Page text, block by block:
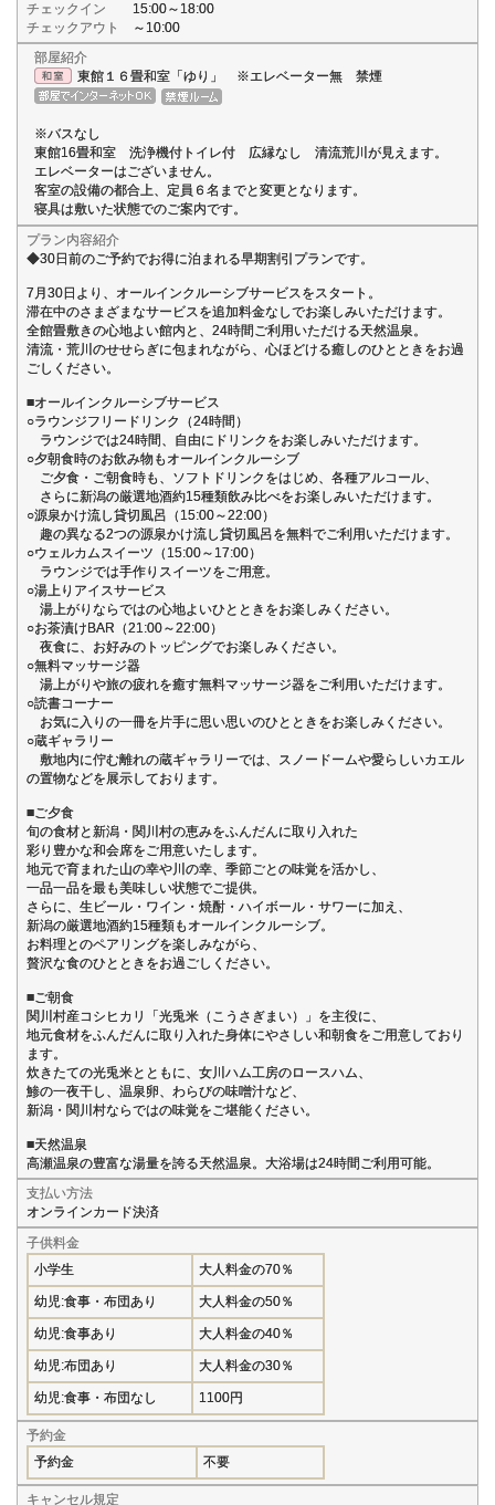
チェックイン
15:00～18:00
チェックアウト
～10:00
部屋紹介
東館１６畳和室「ゆり」 ※エレベーター無 禁煙
※バスなし
東館16畳和室 洗浄機付トイレ付 広縁なし 清流荒川が見えます。
エレベーターはございません。
客室の設備の都合上、定員６名までと変更となります。
寝具は敷いた状態でのご案内です。
プラン内容紹介
◆30日前のご予約でお得に泊まれる早期割引プランです。
7月30日より、オールインクルーシブサービスをスタート。
滞在中のさまざまなサービスを追加料金なしでお楽しみいただけます。
全館畳敷きの心地よい館内と、24時間ご利用いただける天然温泉。
清流・荒川のせせらぎに包まれながら、心ほどける癒しのひとときをお過
ごしください。
■オールインクルーシブサービス
○ラウンジフリードリンク（24時間）
ラウンジでは24時間、自由にドリンクをお楽しみいただけます。
○夕朝食時のお飲み物もオールインクルーシブ
ご夕食・ご朝食時も、ソフトドリンクをはじめ、各種アルコール、
さらに新潟の厳選地酒約15種類飲み比べをお楽しみいただけます。
○源泉かけ流し貸切風呂（15:00～22:00）
趣の異なる2つの源泉かけ流し貸切風呂を無料でご利用いただけます。
○ウェルカムスイーツ（15:00～17:00）
ラウンジでは手作りスイーツをご用意。
○湯上りアイスサービス
湯上がりならではの心地よいひとときをお楽しみください。
○お茶漬けBAR（21:00～22:00）
夜食に、お好みのトッピングでお楽しみください。
○無料マッサージ器
湯上がりや旅の疲れを癒す無料マッサージ器をご利用いただけます。
○読書コーナー
お気に入りの一冊を片手に思い思いのひとときをお楽しみください。
○蔵ギャラリー
敷地内に佇む離れの蔵ギャラリーでは、スノードームや愛らしいカエル
の置物などを展示しております。
■ご夕食
旬の食材と新潟・関川村の恵みをふんだんに取り入れた
彩り豊かな和会席をご用意いたします。
地元で育まれた山の幸や川の幸、季節ごとの味覚を活かし、
一品一品を最も美味しい状態でご提供。
さらに、生ビール・ワイン・焼酎・ハイボール・サワーに加え、
新潟の厳選地酒約15種類もオールインクルーシブ。
お料理とのペアリングを楽しみながら、
贅沢な食のひとときをお過ごしください。
■ご朝食
関川村産コシヒカリ「光兎米（こうさぎまい）」を主役に、
地元食材をふんだんに取り入れた身体にやさしい和朝食をご用意しており
ます。
炊きたての光兎米とともに、女川ハム工房のロースハム、
鯵の一夜干し、温泉卵、わらびの味噌汁など、
新潟・関川村ならではの味覚をご堪能ください。
■天然温泉
高瀬温泉の豊富な湯量を誇る天然温泉。大浴場は24時間ご利用可能。
支払い方法
オンラインカード決済
子供料金
小学生
大人料金の70％
幼児:食事・布団あり 大人料金の50％
幼児:食事あり 大人料金の40％
幼児:布団あり 大人料金の30％
幼児:食事・布団なし 1100円
予約金
予約金
不要
キャンセル規定